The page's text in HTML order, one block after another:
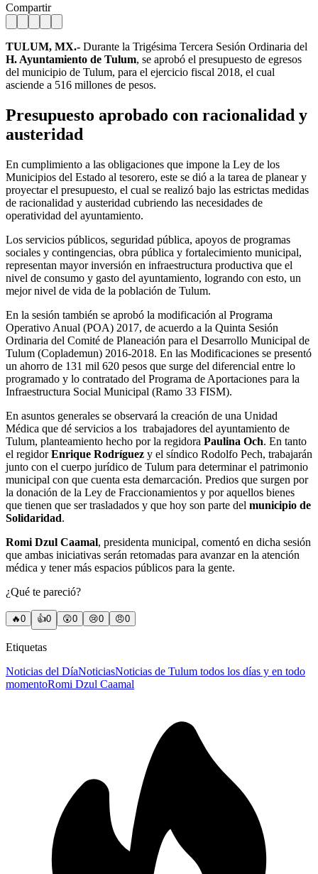
Compartir
TULUM, MX.- Durante la Trigésima Tercera Sesión Ordinaria del
H. Ayuntamiento de Tulum, se aprobó el presupuesto de egresos
del municipio de Tulum, para el ejercicio fiscal 2018, el cual
asciende a 516 millones de pesos.
Presupuesto aprobado con racionalidad y
austeridad
En cumplimiento a las obligaciones que impone la Ley de los
Municipios del Estado al tesorero, este se dió a la tarea de planear y
proyectar el presupuesto, el cual se realizó bajo las estrictas medidas
de racionalidad y austeridad cubriendo las necesidades de
operatividad del ayuntamiento.
Los servicios públicos, seguridad pública, apoyos de programas
sociales y contingencias, obra pública y fortalecimiento municipal,
representan mayor inversión en infraestructura productiva que el
nivel de consumo y gasto del ayuntamiento, logrando con esto, un
mejor nivel de vida de la población de Tulum.
En la sesión también se aprobó la modificación al Programa
Operativo Anual (POA) 2017, de acuerdo a la Quinta Sesión
Ordinaria del Comité de Planeación para el Desarrollo Municipal de
Tulum (Coplademun) 2016-2018. En las Modificaciones se presentó
un ahorro de 131 mil 620 pesos que surge del diferencial entre lo
programado y lo contratado del Programa de Aportaciones para la
Infraestructura Social Municipal (Ramo 33 FISM).
En asuntos generales se observará la creación de una Unidad
Médica que dé servicios a los trabajadores del ayuntamiento de
Tulum, planteamiento hecho por la regidora Paulina Och. En tanto
el regidorEnrique Rodríguez y el síndico Rodolfo Pech, trabajarán
junto con el cuerpo jurídico de Tulum para determinar el patrimonio
municipal con que cuenta esta demarcación. Predios que surgen por
la donación de la Ley de Fraccionamientos y por aquellos bienes
que tienen que ser trasladados y que hoy son parte del municipio de
Solidaridad.
Romi Dzul Caamal, presidenta municipal, comentó en dicha sesión
que ambas iniciativas serán retomadas para avanzar en la atención
médica y tener más espacios públicos para la gente.
¿Qué te pareció?
🔥0 👍0 😲0 😢0 😠0
Etiquetas
Noticias del DíaNoticiasNoticias de Tulum todos los días y en todo
momentoRomi Dzul Caamal